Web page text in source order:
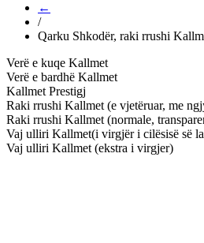
←
/
Qarku Shkodër, raki rrushi
Verë e kuqe Kallmet
Verë e bardhë Kallmet
Kallmet Prestigj
Raki rrushi Kallmet (e vjetëruar, me
Raki rrushi Kallmet (normale,
Vaj ulliri Kallmet(i virgjër i cilësisë së
Vaj ulliri Kallmet (ekstra i virgjer)